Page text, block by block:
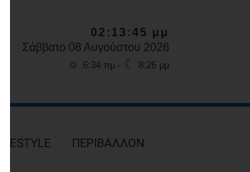
02:13:46 μμ
Σάββατο 08 Αυγούστου 2026
☼ 6:34 πμ - ☾ 8:26 μμ
LIFESTYLE ΠΕΡΙΒΑΛΛΟΝ